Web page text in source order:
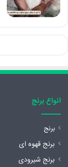
انواع برنج
برنج
برنج قهوه ای
برنج شیرودی